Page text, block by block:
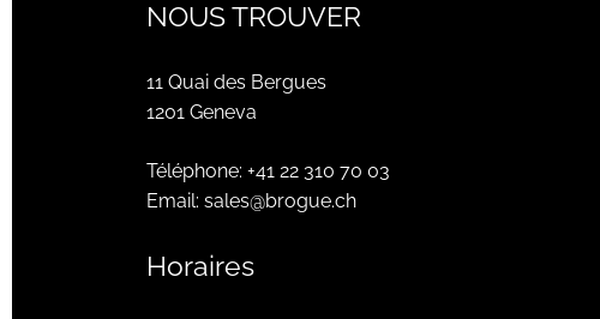
NOUS TROUVER
11 Quai des Bergues
1201 Geneva
Téléphone: +41 22 310 70 03
Email: sales@brogue.ch
Horaires